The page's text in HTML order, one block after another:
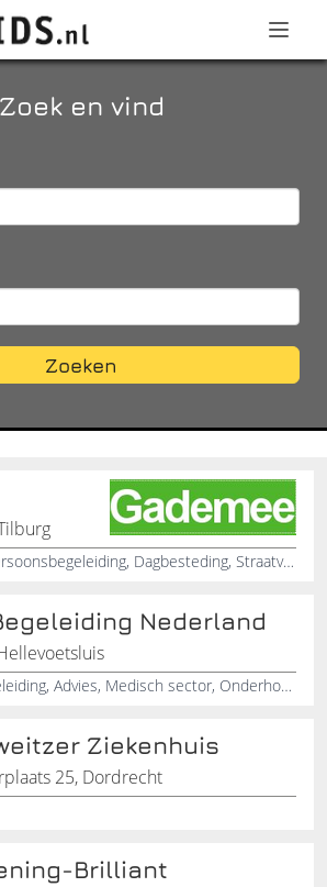
Zoek en vind
Zoeken
Pgb-Begeleiding, Persoonsbegeleiding, Dagbesteding, Straatvrees, Zorgverlening, Zorginstelling, Weekendbegeleiding, Autistisch, Asperger, PDD-NOS
Nederland
Klussen, Hulp, Begeleiding, Advies, Medisch sector, Onderhoud
Ziekenhuis
25, Dordrecht
Brilliant